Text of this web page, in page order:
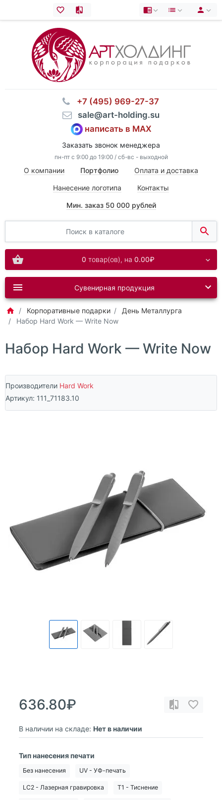
⠀+7 (495) 969-27-37
⠀sale@art-holding.su
написать в MAX
Заказать звонок менеджера
пн-пт с 9:00 до 19:00 / сб-вс - выходной
О компании Портфолио Оплата и доставка
Нанесение логотипа Контакты
Мин. заказ 50 000 рублей
0 товар(ов), на 0.00₽
Сувенирная продукция
Корпоративные подарки
День Металлурга
Набор Hard Work — Write Now
Набор Hard Work — Write Now
Производители Hard Work
Артикул: 111_71183.10
636.80₽
В наличии на складе: Нет в наличии
Тип нанесения печати
Без нанесения UV - УФ-печать
LC2 - Лазерная гравировка T1 - Тиснение